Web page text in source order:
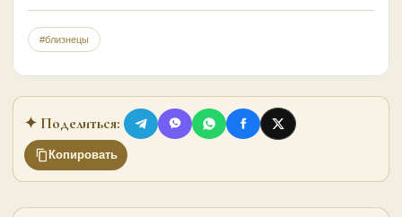
#близнецы
✦ Поделиться:
Копировать